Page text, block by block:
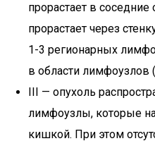
прорастает в
прорастает через
1-3 регионарных
в области лимфоузлов
III — опухоль
лимфоузлы, которые
кишкой. При этом